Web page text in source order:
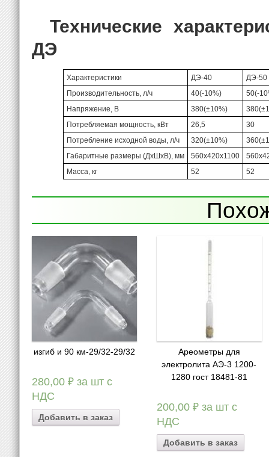
Технические
ДЭ
Характеристики ДЭ-40
ДЭ-50
Производительность, л/ч
40(-10%)
50(-
Напряжение, В
380(±10%)
Потребляемая мощность, кВт
26,5
30
Потребление исходной воды, л/ч
320(±10%)
Габаритные размеры (ДхШхВ), мм
560х420х1100
Масса, кг
52 52
изгиб и 90 км-29/32-29/32
280,00 ₽ за шт с
НДС
Добавить в заказ
Ареометры для
электролита АЭ-3 1200-
1280 гост 18481-81
200,00 ₽ за шт с
НДС
Добавить в заказ